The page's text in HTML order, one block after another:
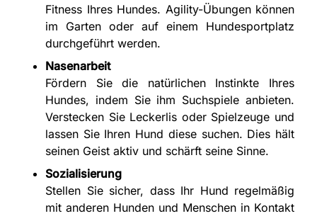
Fitness Ihres Hundes. Agility-Übungen können
im Garten oder auf einem Hundesportplatz
durchgeführt werden.
Nasenarbeit
Fördern Sie die natürlichen Instinkte Ihres
Hundes, indem Sie ihm Suchspiele anbieten.
Verstecken Sie Leckerlis oder Spielzeuge und
lassen Sie Ihren Hund diese suchen. Dies hält
seinen Geist aktiv und schärft seine Sinne.
Sozialisierung
Stellen Sie sicher, dass Ihr Hund regelmäßig
mit anderen Hunden und Menschen in Kontakt